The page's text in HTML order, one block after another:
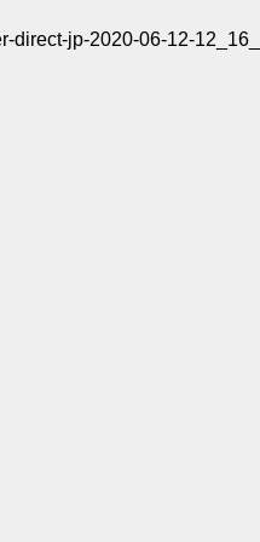
direct-jp-2020-06-12-